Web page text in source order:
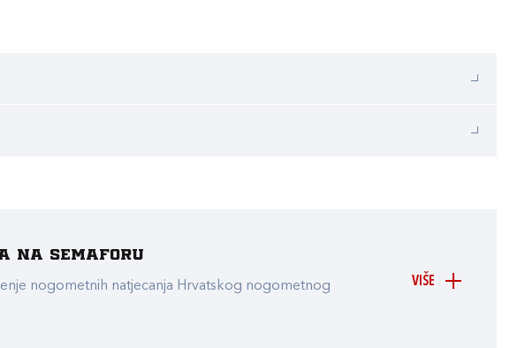
VIŠE
na Semaforu
nogometnih natjecanja Hrvatskog nogometnog